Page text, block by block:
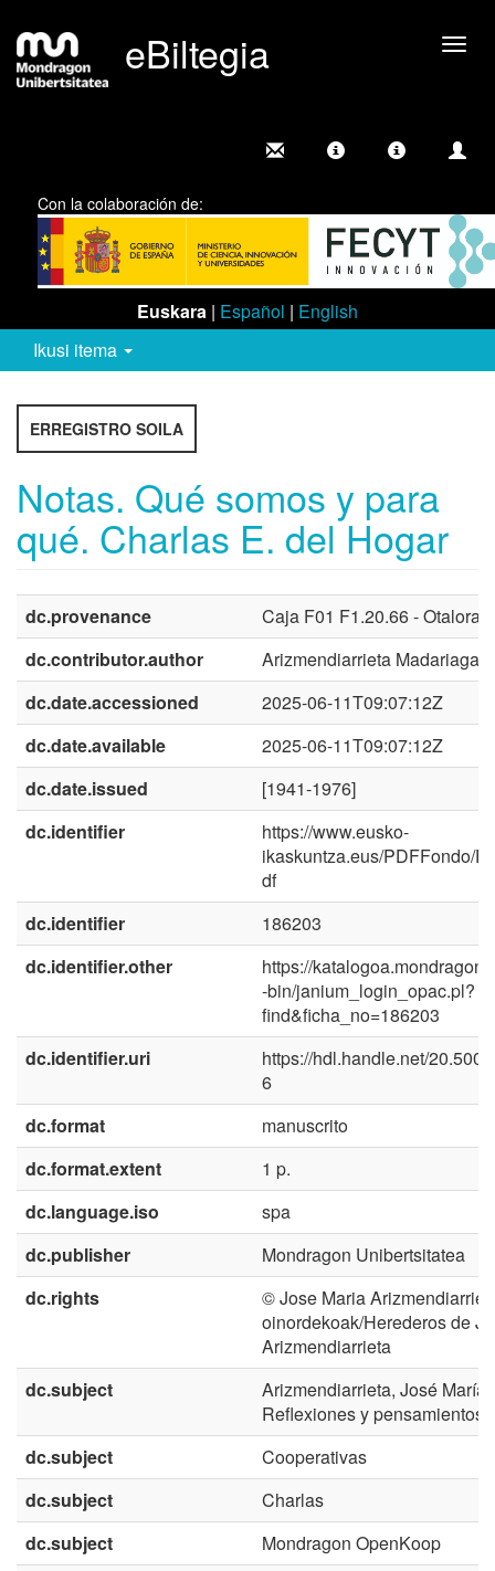
eBiltegia
Con la colaboración de:
Euskara | Español | English
Ikusi itema
ERREGISTRO SOILA
Notas. Qué somos y para
qué. Charlas E. del Hogar
dc.provenance
Caja F01 F1.20.66 - Otalora
dc.contributor.author
Arizmendiarrieta Madariaga,
dc.date.accessioned
2025-06-11T09:07:12Z
dc.date.available
2025-06-11T09:07:12Z
dc.date.issued
[1941-1976]
dc.identifier
https://www.eusko-
ikaskuntza.eus/PDFFondo/
df
dc.identifier
186203
dc.identifier.other
https://
-bin/janium_login_opac.pl?
find&ficha_no=186203
dc.identifier.uri
https://hdl.handle.net/
6
dc.format
manuscrito
dc.format.extent
1 p.
dc.language.iso
spa
dc.publisher
Mondragon Unibertsitatea
dc.rights
© Jose Maria
oinordekoak/Herederos de
Arizmendiarrieta
dc.subject
Arizmendiarrieta, José María -
Reflexiones y pensamientos
dc.subject
Cooperativas
dc.subject
Charlas
dc.subject
Mondragon OpenKoop